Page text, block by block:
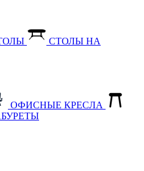
СТОЛЫ НА
ОФИСНЫЕ КРЕСЛА